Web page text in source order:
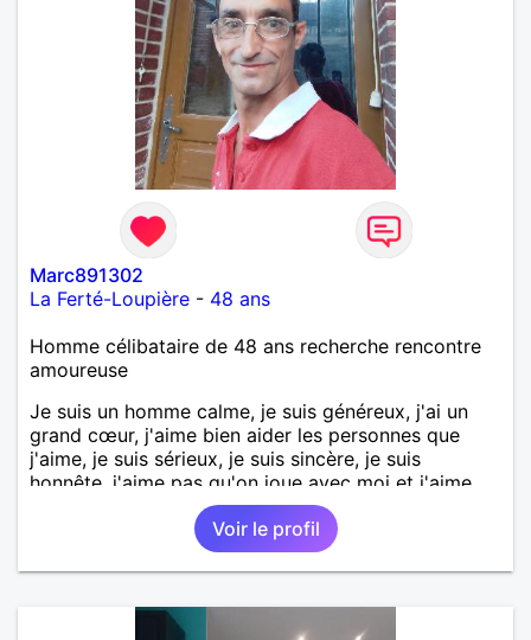
Marc891302
La Ferté-Loupière - 48 ans
Homme célibataire de 48 ans recherche rencontre
amoureuse
Je suis un homme calme, je suis généreux, j'ai un
grand cœur, j'aime bien aider les personnes que
j'aime, je suis sérieux, je suis sincère, je suis
honnête, j'aime pas qu'on joue avec moi et j'aime
pas les mensonges. Je cherche une relation
amoureuse et sérieuse.Voir le profil